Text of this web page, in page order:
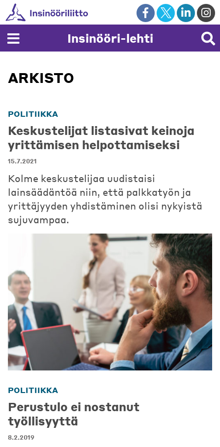
Skip
to
content
Insinööri-lehti
ARKISTO
POLITIIKKA
Keskustelijat listasivat keinoja
yrittämisen helpottamiseksi
15.7.2021
Kolme keskustelijaa uudistaisi
lainsäädäntöä niin, että palkkatyön ja
yrittäjyyden yhdistäminen olisi nykyistä
sujuvampaa.
POLITIIKKA
Perustulo ei nostanut
työllisyyttä
8.2.2019